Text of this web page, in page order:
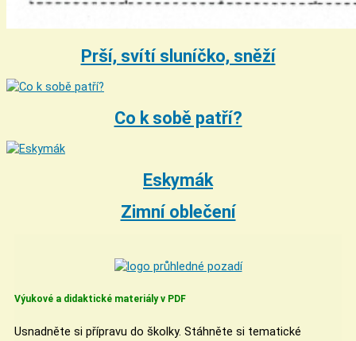
Prší, svítí sluníčko, sněží
Co k sobě patří?
Eskymák
Zimní oblečení
Výukové a didaktické materiály v PDF
Usnadněte si přípravu do školky. Stáhněte si tematické